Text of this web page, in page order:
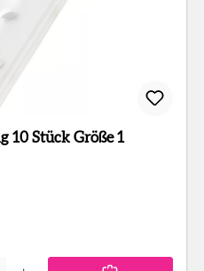
Omni Tip Cover Packung 10 Stück Größe 1
Wert ein oder benutze die